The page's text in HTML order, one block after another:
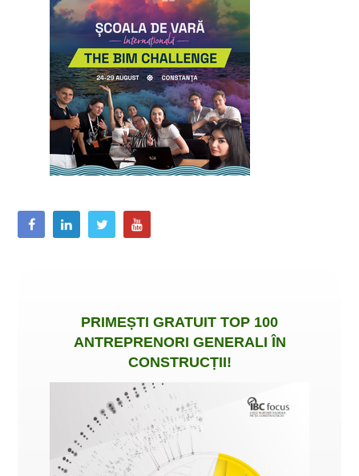
PRIMEȘTI GRATUIT TOP 100
ANTREPRENORI GENERALI ÎN
CONSTRUCȚII!